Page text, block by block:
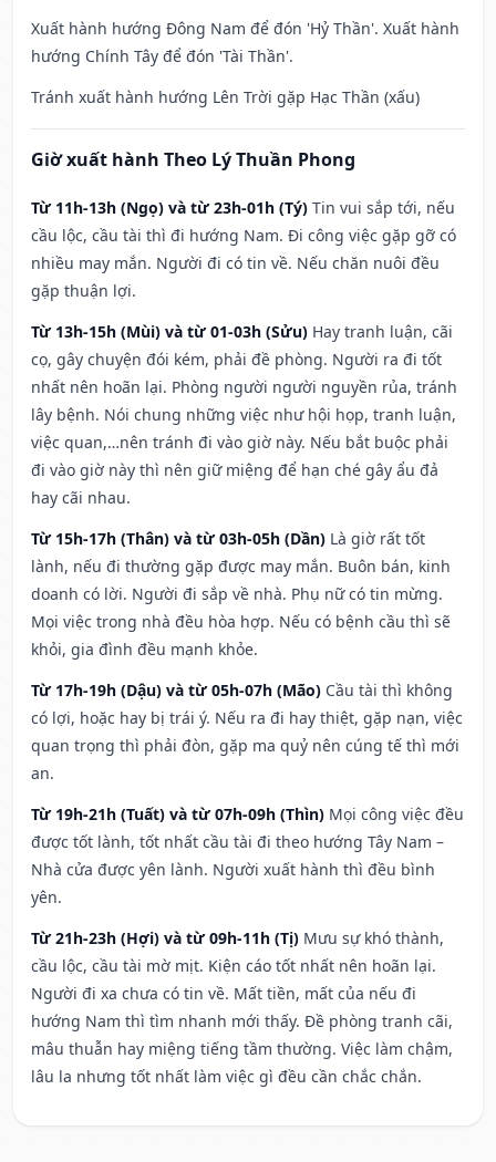
Xuất hành hướng Đông Nam để đón 'Hỷ Thần'. Xuất hành
hướng Chính Tây để đón 'Tài Thần'.
Tránh xuất hành hướng Lên Trời gặp Hạc Thần (xấu)
Giờ xuất hành Theo Lý Thuần Phong
Từ 11h-13h (Ngọ) và từ 23h-01h (Tý) Tin vui sắp tới, nếu
cầu lộc, cầu tài thì đi hướng Nam. Đi công việc gặp gỡ có
nhiều may mắn. Người đi có tin về. Nếu chăn nuôi đều
gặp thuận lợi.
Từ 13h-15h (Mùi) và từ 01-03h (Sửu) Hay tranh luận, cãi
cọ, gây chuyện đói kém, phải đề phòng. Người ra đi tốt
nhất nên hoãn lại. Phòng người người nguyền rủa, tránh
lây bệnh. Nói chung những việc như hội họp, tranh luận,
việc quan,…nên tránh đi vào giờ này. Nếu bắt buộc phải
đi vào giờ này thì nên giữ miệng để hạn ché gây ẩu đả
hay cãi nhau.
Từ 15h-17h (Thân) và từ 03h-05h (Dần) Là giờ rất tốt
lành, nếu đi thường gặp được may mắn. Buôn bán, kinh
doanh có lời. Người đi sắp về nhà. Phụ nữ có tin mừng.
Mọi việc trong nhà đều hòa hợp. Nếu có bệnh cầu thì sẽ
khỏi, gia đình đều mạnh khỏe.
Từ 17h-19h (Dậu) và từ 05h-07h (Mão) Cầu tài thì không
có lợi, hoặc hay bị trái ý. Nếu ra đi hay thiệt, gặp nạn, việc
quan trọng thì phải đòn, gặp ma quỷ nên cúng tế thì mới
an.
Từ 19h-21h (Tuất) và từ 07h-09h (Thìn) Mọi công việc đều
được tốt lành, tốt nhất cầu tài đi theo hướng Tây Nam –
Nhà cửa được yên lành. Người xuất hành thì đều bình
yên.
Từ 21h-23h (Hợi) và từ 09h-11h (Tị) Mưu sự khó thành,
cầu lộc, cầu tài mờ mịt. Kiện cáo tốt nhất nên hoãn lại.
Người đi xa chưa có tin về. Mất tiền, mất của nếu đi
hướng Nam thì tìm nhanh mới thấy. Đề phòng tranh cãi,
mâu thuẫn hay miệng tiếng tầm thường. Việc làm chậm,
lâu la nhưng tốt nhất làm việc gì đều cần chắc chắn.